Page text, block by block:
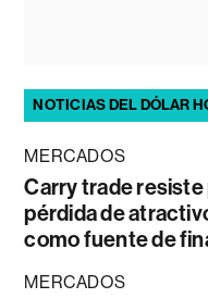
NOTICIAS DEL DÓLAR
MERCADOS
Carry trade resiste
pérdida de
como fuente de
MERCADOS